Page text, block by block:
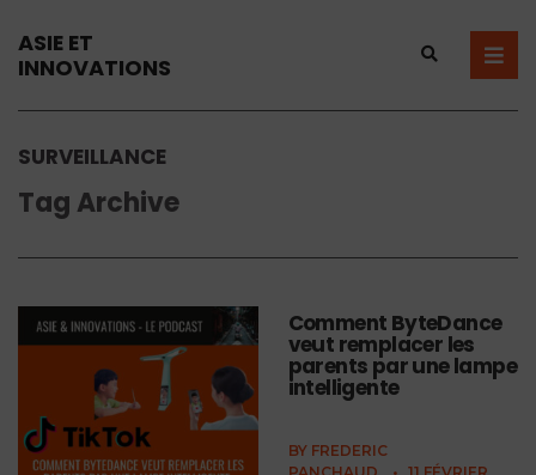
ASIE ET
INNOVATIONS
SURVEILLANCE
Tag Archive
Comment ByteDance
veut remplacer les
parents par une lampe
intelligente
BY FREDERIC